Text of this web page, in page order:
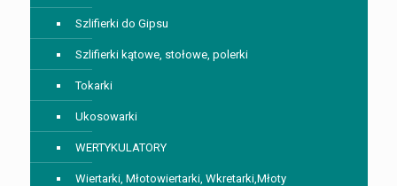
Szlifierki do Gipsu
Szlifierki kątowe, stołowe, polerki
Tokarki
Ukosowarki
WERTYKULATORY
Wiertarki, Młotowiertarki, Wkretarki,Młoty